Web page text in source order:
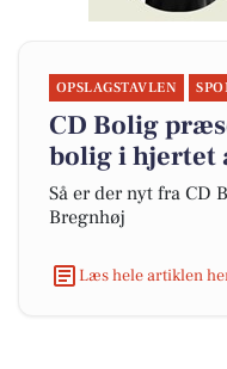
OPSLAGSTAVLEN
CD Bolig
bolig i hjertet
Så er der nyt fra CD
Bregnhøj
Læs hele artiklen